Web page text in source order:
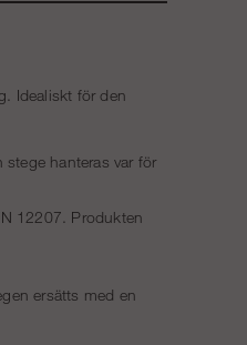
Idealiskt för den
hanteras var för
12207. Produkten
ersätts med en